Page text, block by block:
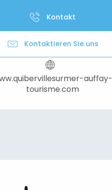
Kontakt
Kontaktieren Sie uns
auffay-
tourisme.com